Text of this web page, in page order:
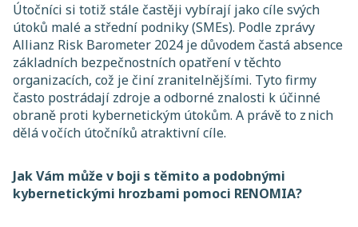
Útočníci si totiž stále častěji vybírají jako cíle svých
útoků malé a střední podniky (SMEs). Podle zprávy
Allianz Risk Barometer 2024 je důvodem častá absence
základních bezpečnostních opatření v těchto
organizacích, což je činí zranitelnějšími. Tyto firmy
často postrádají zdroje a odborné znalosti k účinné
obraně proti kybernetickým útokům. A právě to z nich
dělá v očích útočníků atraktivní cíle.
Jak Vám může v boji s těmito a podobnými
kybernetickými hrozbami pomoci RENOMIA?